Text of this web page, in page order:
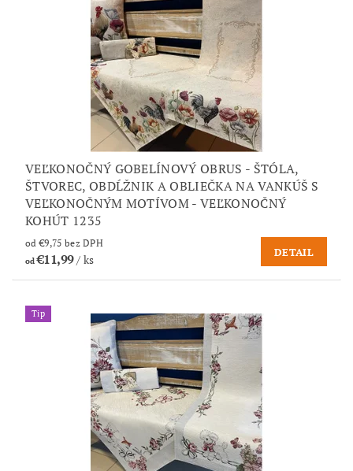
VEĽKONOČNÝ GOBELÍNOVÝ OBRUS - ŠTÓLA,
ŠTVOREC, OBDĹŽNIK A OBLIEČKA NA VANKÚŠ S
VEĽKONOČNÝM MOTÍVOM - VEĽKONOČNÝ
KOHÚT 1235
od €9,75 bez DPH
od€11,99/ ks
DETAIL
Tip